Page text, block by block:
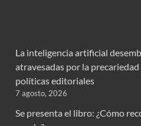
La inteligencia artificial
atravesadas por la
políticas editoriales
7 agosto, 2026
Se presenta el libro: ¿Cómo